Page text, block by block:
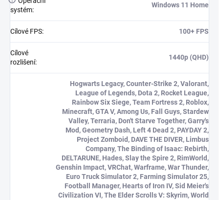
systém:
Windows 11 Home
Cílové FPS: 100+ FPS
Cílové
rozlišení:
1440p (QHD)
Hogwarts Legacy, Counter-Strike 2, Valorant,
League of Legends, Dota 2, Rocket League,
Rainbow Six Siege, Team Fortress 2, Roblox,
Minecraft, GTA V, Among Us, Fall Guys, Stardew
Valley, Terraria, Don't Starve Together, Garry's
Mod, Geometry Dash, Left 4 Dead 2, PAYDAY 2,
Project Zomboid, DAVE THE DIVER, Limbus
Company, The Binding of Isaac: Rebirth,
DELTARUNE, Hades, Slay the Spire 2, RimWorld,
Genshin Impact, VRChat, Warframe, War Thunder,
Euro Truck Simulator 2, Farming Simulator 25,
Football Manager, Hearts of Iron IV, Sid Meier's
Civilization VI, The Elder Scrolls V: Skyrim, World